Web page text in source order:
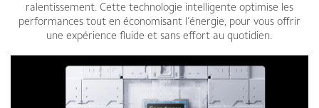
ralentissement. Cette technologie intelligente optimise les
performances tout en économisant l’énergie, pour vous offrir
une expérience fluide et sans effort au quotidien.